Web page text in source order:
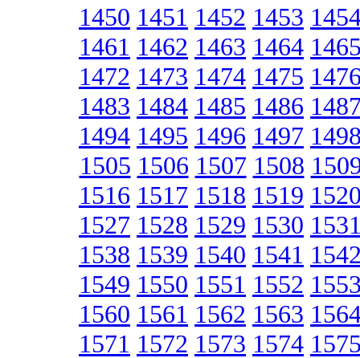
1450 1451 1452 1453
1461 1462 1463 1464
1472 1473 1474 1475
1483 1484 1485 1486
1494 1495 1496 1497
1505 1506 1507 1508
1516 1517 1518 1519
1527 1528 1529 1530
1538 1539 1540 1541
1549 1550 1551 1552
1560 1561 1562 1563
1571 1572 1573 1574